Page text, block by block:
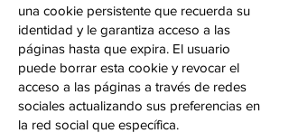
una cookie persistente que recuerda su
identidad y le garantiza acceso a las
páginas hasta que expira. El usuario
puede borrar esta cookie y revocar el
acceso a las páginas a través de redes
sociales actualizando sus preferencias en
la red social que específica.